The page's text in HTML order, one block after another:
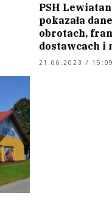
PSH
pokazała
obrotach,
dostawcach i
21.06.2023 / 15:09